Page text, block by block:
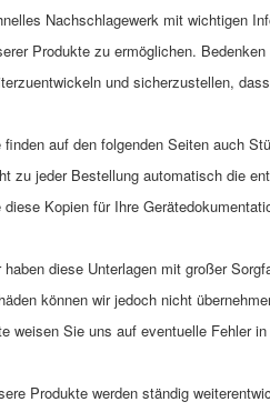
Nachschlagewerk mit wichtigen
Produkte zu ermöglichen.
und sicherzustellen,
finden auf den folgenden Seiten auch
zu jeder Bestellung automatisch die
diese Kopien für Ihre
haben diese Unterlagen mit großer
können wir jedoch nicht
weisen Sie uns auf eventuelle Fehler
Produkte werden ständig